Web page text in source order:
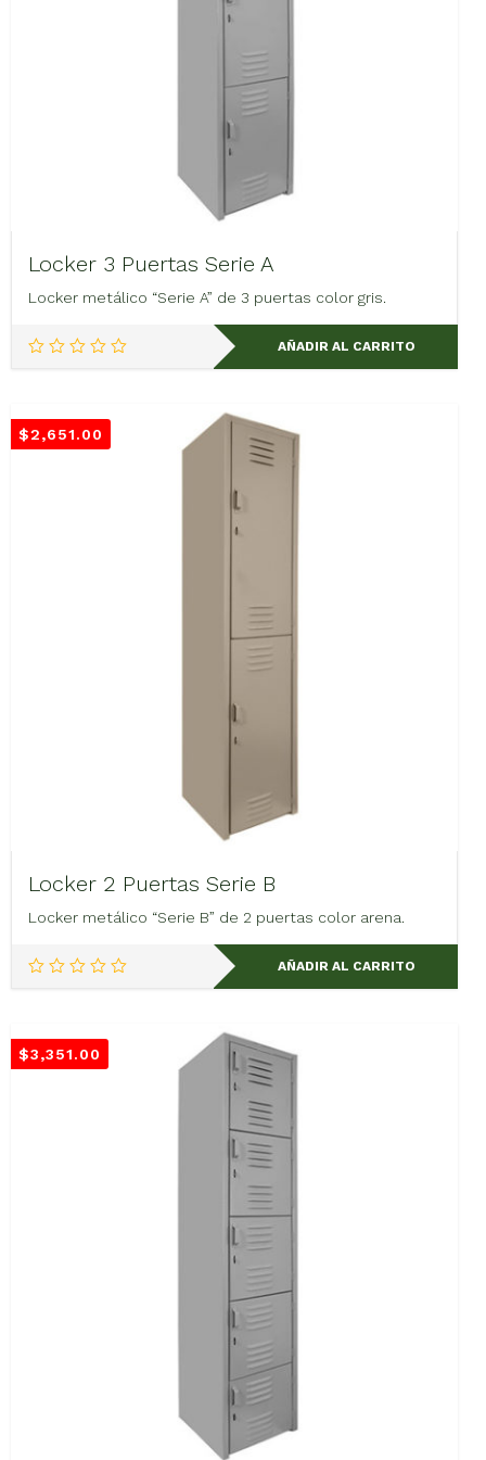
Locker 3 Puertas Serie A
Locker metálico “Serie A” de 3 puertas color gris.
AÑADIR AL CARRITO
$2,651.00
Locker 2 Puertas Serie B
Locker metálico “Serie B” de 2 puertas color arena.
AÑADIR AL CARRITO
$3,351.00